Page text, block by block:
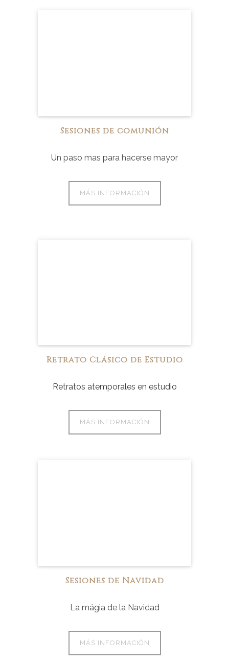
Sesiones de comunión
Un paso mas para hacerse mayor
MÁS INFORMACIÓN
Retrato Clásico de Estudio
Retratos atemporales en estudio
MÁS INFORMACIÓN
Sesiones de Navidad
La mágia de la Navidad
MÁS INFORMACIÓN